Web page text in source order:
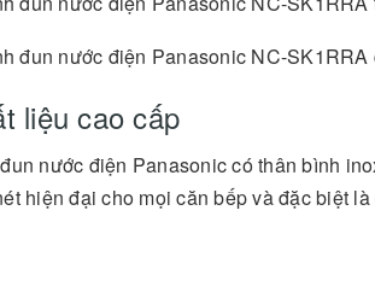
liệu cao cấp
nước điện Panasonic có thân bình
hiện đại cho mọi căn bếp và đặc biệt